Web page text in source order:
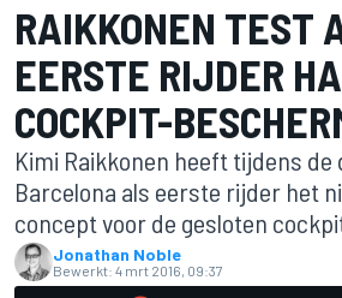
RAIKKONEN TEST
EERSTE RIJDER
COCKPIT-
Kimi Raikkonen heeft tijdens
Barcelona als eerste rijder het
concept voor de gesloten
Jonathan Noble
Bewerkt: 4 mrt 2016, 09:37